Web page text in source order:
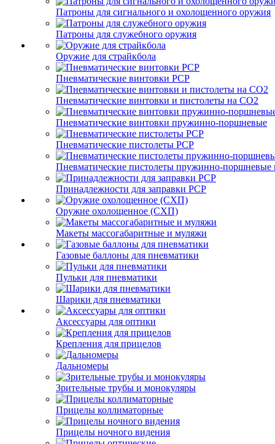
Патроны для сигнального и охолощенного оружия
Патроны для служебного оружия
Оружие для страйкбола
Пневматические винтовки PCP
Пневматические винтовки и пистолеты на CO2
Пневматические винтовки пружинно-поршневые
Пневматические пистолеты PCP
Пневматические пистолеты пружинно-поршневые
Принадлежности для заправки PCP
Оружие охолощенное (СХП)
Макеты массогабаритные и муляжи
Газовые баллоны для пневматики
Пульки для пневматики
Шарики для пневматики
Аксессуары для оптики
Крепления для прицелов
Дальномеры
Зрительные трубы и монокуляры
Прицелы коллиматорные
Прицелы ночного видения